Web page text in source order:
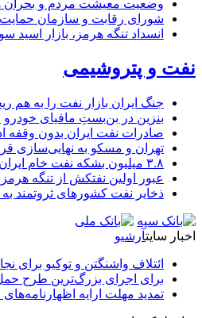
وضعیت معیشت مردم و بحران
شورای رقابت و سازمان حمایت
انسداد تنگه هرمز، بازار
نفت و پتروشیمی
جنگ ایران بازار نفت را به هم
بنزین در بن‌بستِ مافیای خودرو
صادرات نفت ایران بدون وقفه
تهران و مسکو به نهایی‌سازی
۳.۸ میلیون بشکه نفت خام ایران از محاصره آمریکا عبور کرد
عبور اولین نفتکش از تنگه
ذخایر نفت کشورهای ثروتمند به پایین‌ترین
اخبار سایتآرشیو
ائتلاف واشنگتن و توکیو
برای اجرای بزرگ‌ترین طرح
تمدید مهلت ارایه